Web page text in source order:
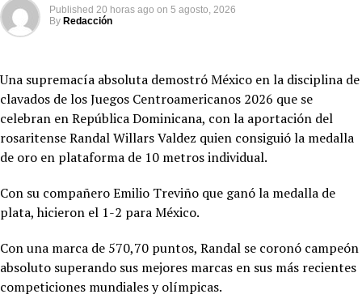
Published 20 horas ago on 5 agosto, 2026
By Redacción
Una supremacía absoluta demostró México en la disciplina de
clavados de los Juegos Centroamericanos 2026 que se
celebran en República Dominicana, con la aportación del
rosaritense Randal Willars Valdez quien consiguió la medalla
de oro en plataforma de 10 metros individual.
Con su compañero Emilio Treviño que ganó la medalla de
plata, hicieron el 1-2 para México.
Con una marca de 570,70 puntos, Randal se coronó campeón
absoluto superando sus mejores marcas en sus más recientes
competiciones mundiales y olímpicas.